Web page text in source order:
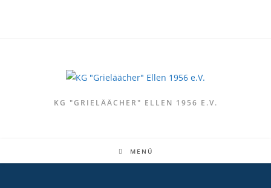
KG "GRIELÄÄCHER" ELLEN 1956 E.V.
MENÜ